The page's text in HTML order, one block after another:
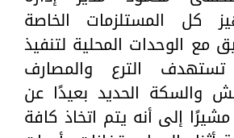
كل المستلزمات الخاصة
مع الوحدات المحلية لتنفيذ
تستهدف الترع والمصارف
والسكة الحديد بعيدًا عن
إلى أنه يتم اتخاذ كافة